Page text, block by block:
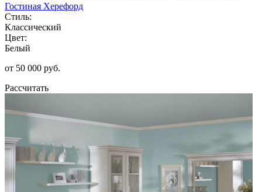
Гостиная Херефорд
Стиль:
Классический
Цвет:
Белый
от 50 000 руб.
Рассчитать